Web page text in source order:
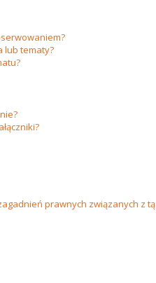
lub tematy?
prawnych związanych z tą